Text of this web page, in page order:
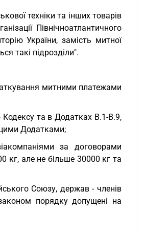
техніки та інших товарів
Північноатлантичного
України, замість митної
такі підрозділи".
митними платежами
Кодексу та в Додатках B.1-B.9,
Додатками;
за договорами
кг, але не більше 30000 кг та
Союзу, держав - членів
порядку допущені на